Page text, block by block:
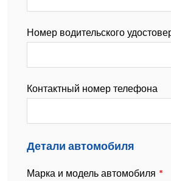
Номер водительского
Контактный номер телефона
Детали автомобиля
Марка и модель автомобиля *